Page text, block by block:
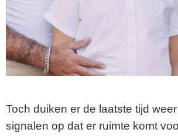
Toch duiken er de laatste tijd
signalen op dat er ruimte komt